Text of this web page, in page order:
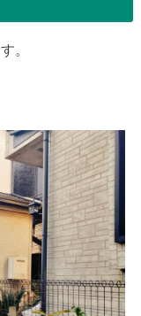
。